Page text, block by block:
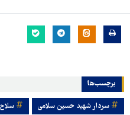
برچسب‌ها
سردار شهید حسین سلامی